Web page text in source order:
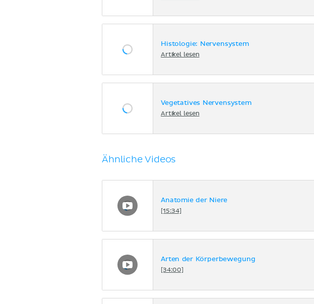
Histologie: Nervensystem
Artikel lesen
Vegetatives Nervensystem
Artikel lesen
Ähnliche Videos
Anatomie der Niere
[15:34]
Arten der Körperbewegung
[34:00]